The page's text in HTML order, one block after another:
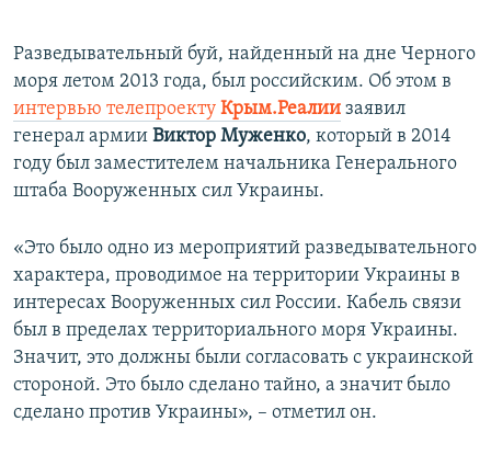
Разведывательный буй, найденный на дне Черного
моря летом 2013 года, был российским. Об этом в
интервью телепроекту Крым.Реалии заявил
генерал армии Виктор Муженко, который в 2014
году был заместителем начальника Генерального
штаба Вооруженных сил Украины.
«Это было одно из мероприятий разведывательного
характера, проводимое на территории Украины в
интересах Вооруженных сил России. Кабель связи
был в пределах территориального моря Украины.
Значит, это должны были согласовать с украинской
стороной. Это было сделано тайно, а значит было
сделано против Украины», – отметил он.